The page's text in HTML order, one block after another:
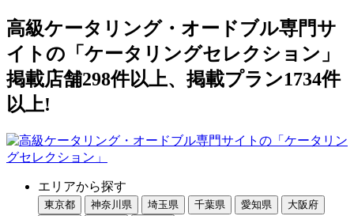
高級ケータリング・オードブル専門サ
イトの「ケータリングセレクション」
掲載店舗298件以上、掲載プラン1734件
以上!
エリアから探す
東京都 神奈川県 埼玉県 千葉県 愛知県
大阪府